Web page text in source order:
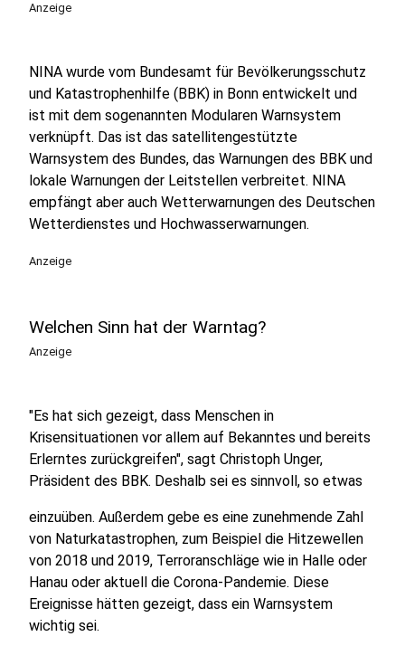
Anzeige
NINA wurde vom Bundesamt für Bevölkerungsschutz
und Katastrophenhilfe (BBK) in Bonn entwickelt und
ist mit dem sogenannten Modularen Warnsystem
verknüpft. Das ist das satellitengestützte
Warnsystem des Bundes, das Warnungen des BBK und
lokale Warnungen der Leitstellen verbreitet. NINA
empfängt aber auch Wetterwarnungen des Deutschen
Wetterdienstes und Hochwasserwarnungen.
Anzeige
Welchen Sinn hat der Warntag?
Anzeige
"Es hat sich gezeigt, dass Menschen in
Krisensituationen vor allem auf Bekanntes und bereits
Erlerntes zurückgreifen", sagt Christoph Unger,
Präsident des BBK. Deshalb sei es sinnvoll, so etwas
einzuüben. Außerdem gebe es eine zunehmende Zahl
von Naturkatastrophen, zum Beispiel die Hitzewellen
von 2018 und 2019, Terroranschläge wie in Halle oder
Hanau oder aktuell die Corona-Pandemie. Diese
Ereignisse hätten gezeigt, dass ein Warnsystem
wichtig sei.